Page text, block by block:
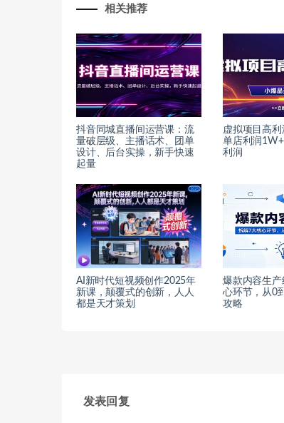
相关推荐
抖音同城直播间运营课：流
量破层级、主播话术、团单
设计、后台实操，新手快速
起量
虚拟项目高利
单店利润
利润
AI新时代短视频创作2025年
新课，​颠覆式的创新，人人
都是天才策划
爆款内容生
心环节，从0
攻略
发表回复